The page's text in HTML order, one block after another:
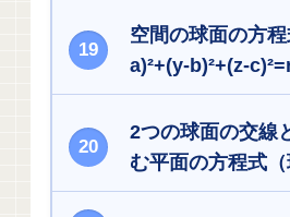
空間の球面の方
a)²+(y-b)²+(z-
2つの球面の交線
む平面の方程式（